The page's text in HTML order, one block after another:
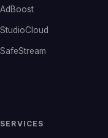
AdBoost
StudioCloud
SafeStream
SERVICES